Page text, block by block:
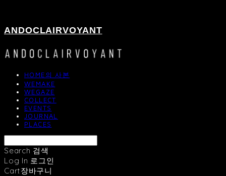
ANDOCLAIRVOYANT
HOME의 사본
WEMAKE
WEGAZE
COLLECT
EVENTS
JOURNAL
PLACES
Search 검색
Log In 로그인
Cart장바구니